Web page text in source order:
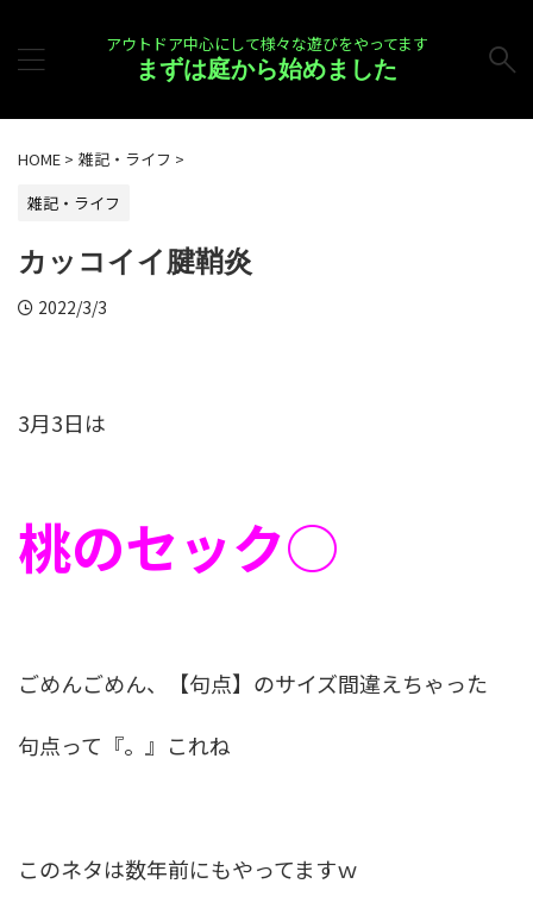
アウトドア中心にして様々な遊びをやってます
まずは庭から始めました
HOME > 雑記・ライフ >
雑記・ライフ
カッコイイ腱鞘炎
2022/3/3
3月3日は
桃のセック○
ごめんごめん、【句点】のサイズ間違えちゃった
句点って『。』これね
このネタは数年前にもやってますｗ